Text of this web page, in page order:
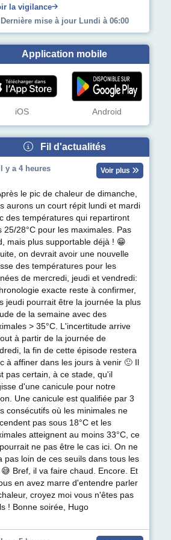
ranges from 0 to 7.6.
to 47.
la vigilance
mise à jour Lundi à 06:00
Application mobile
iOS Android
Fil d'actualités
y a 4 heures Voir plus
le pic de chaleur de dimanche,
aurons un court répit lundi et mardi
des températures qui repartiront
25/28°C pour les maximales. Pas
mais plus supportable déjà ! 😁
on devrait avoir une nouvelle
des températures pour les
de mercredi, jeudi et vendredi:
exacte reste à confirmer,
jeudi pourrait être la journée la plus
de la semaine avec des
> 35°C. L'incertitude arrive
à partir de la journée de
la fin de cette épisode restera
à affiner dans les jours à venir 🙂 Il
pas certain, à ce stade, qu'il
d'une canicule pour notre
Une canicule est qualifiée par 3
consécutifs où les minimales ne
pas sous 18°C et les
atteignent au moins 33°C, ce
ne pas être le cas ici. On ne
pas loin de ces seuils dans tous les
Bref, il va faire chaud. Encore. Et
en avez marre d'entendre parler
croyez moi vous n'êtes pas
! Bonne soirée, Hugo